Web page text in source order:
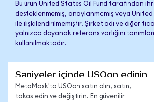
Bu ürün United States Oil Fund tarafından
desteklenmemiş, onaylanmamış veya United
ile ilişkilendirilmemiştir. Şirket adı ve diğer
yalnızca dayanak referans varlığını
kullanılmaktadır.
Saniyeler içinde USOon edinin
MetaMask'ta USOon satın alın, satın,
takas edin ve değiştirin. En güvenilir